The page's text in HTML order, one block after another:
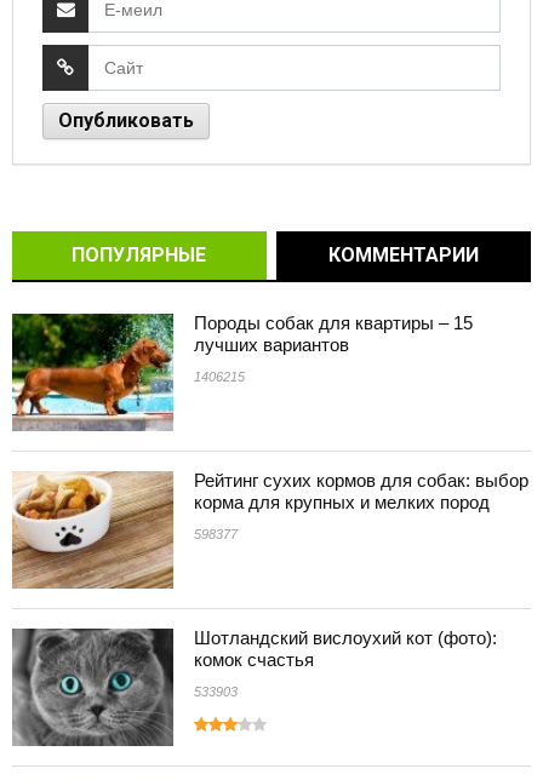
ПОПУЛЯРНЫЕ КОММЕНТАРИИ
Породы собак для квартиры – 15
лучших вариантов
1406215
Рейтинг сухих кормов для собак: выбор
корма для крупных и мелких пород
598377
Шотландский вислоухий кот (фото):
комок счастья
533903